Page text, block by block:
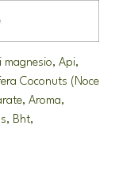
Api,
Coconuts (Noce
Aroma,
Bht,